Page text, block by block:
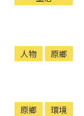
人物 原鄉
原鄉 環境